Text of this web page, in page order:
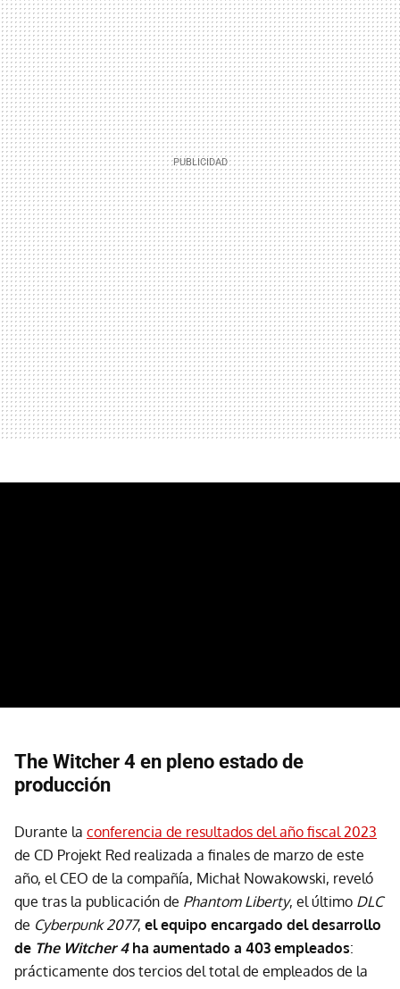
The Witcher 4 en pleno estado de
producción
Durante la conferencia de resultados del año fiscal 2023
de CD Projekt Red realizada a finales de marzo de este
año, el CEO de la compañía, Michał Nowakowski, reveló
que tras la publicación de Phantom Liberty, el último DLC
de Cyberpunk 2077, el equipo encargado del desarrollo
de The Witcher 4ha aumentado a 403 empleados:
prácticamente dos tercios del total de empleados de la